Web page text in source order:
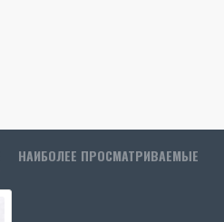
НАИБОЛЕЕ ПРОСМАТРИВАЕМЫЕ